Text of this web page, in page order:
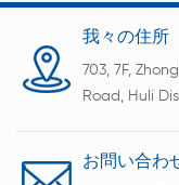
我々の住所
703, 7F,
Road, Huli
お問い合わ